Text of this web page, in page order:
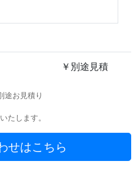
￥別途見積
途お見積り
たします。
せはこちら